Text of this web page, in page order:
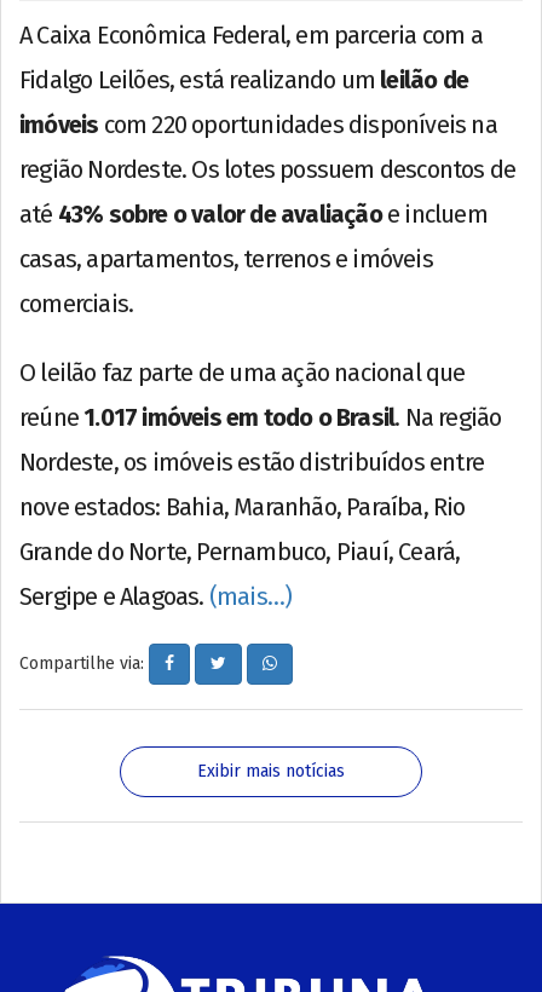
A Caixa Econômica Federal, em parceria com a
Fidalgo Leilões, está realizando um leilão de
imóveis com 220 oportunidades disponíveis na
região Nordeste. Os lotes possuem descontos de
até 43% sobre o valor de avaliaçãoe incluem
casas, apartamentos, terrenos e imóveis
comerciais.
O leilão faz parte de uma ação nacional que
reúne 1.017 imóveis em todo o Brasil. Na região
Nordeste, os imóveis estão distribuídos entre
nove estados: Bahia, Maranhão, Paraíba, Rio
Grande do Norte, Pernambuco, Piauí, Ceará,
Sergipe e Alagoas. (mais…)
Compartilhe via:
Exibir mais notícias